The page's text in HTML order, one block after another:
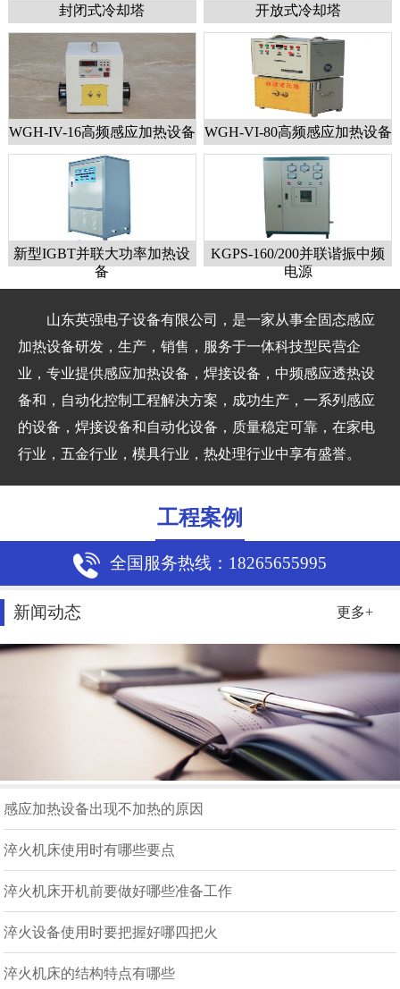
1 2 3
封闭式冷却塔 开放式冷却塔
WGH-IV-16高频感应加热设备 WGH-VI-80高频感应加热设备
新型IGBT并联大功率加热设
备
KGPS-160/200并联谐振中频
电源
山东英强电子设备有限公司，是一家从事全固态感应
加热设备研发，生产，销售，服务于一体科技型民营企
业，专业提供感应加热设备，焊接设备，中频感应透热设
备和，自动化控制工程解决方案，成功生产，一系列感应
的设备，焊接设备和自动化设备，质量稳定可靠，在家电
行业，五金行业，模具行业，热处理行业中享有盛誉。
工程案例
全国服务热线：18265655995
新闻动态 更多+
感应加热设备出现不加热的原因
淬火机床使用时有哪些要点
淬火机床开机前要做好哪些准备工作
淬火设备使用时要把握好哪四把火
淬火机床的结构特点有哪些